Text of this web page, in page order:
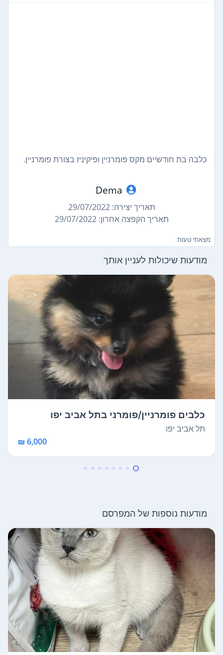
כלבה בת חודשיים מקס פומרניין ופיקיניז בצורת פומרניין.
Dema
תאריך יצירה: 29/07/2022
תאריך הקפצה אחרון: 29/07/2022
מצאתי טעות
מודעות שיכולות לעניין אותך
כלבים פומרניין/פומרני בתל אביב יפו
תל אביב יפו
6,000 ₪
מודעות נוספות של המפרסם